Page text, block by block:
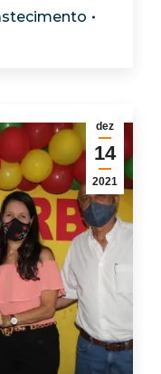
dez
14
2021